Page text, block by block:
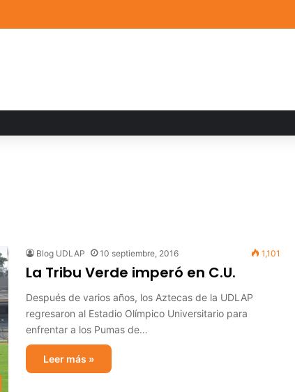
Arte UDLAP fortalece su acervo con nuevas obras de artistas
Blog UDLAP 10 septiembre, 2016 1,101
La Tribu Verde imperó en C.U.
Después de varios años, los Aztecas de la UDLAP
regresaron al Estadio Olímpico Universitario para
enfrentar a los Pumas de…
Leer más »